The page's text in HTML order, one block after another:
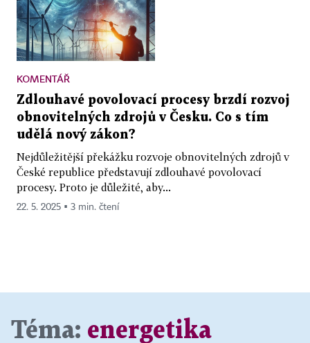
KOMENTÁŘ
Zdlouhavé povolovací procesy brzdí rozvoj
obnovitelných zdrojů v Česku. Co s tím
udělá nový zákon?
Nejdůležitější překážku rozvoje obnovitelných zdrojů v
České republice představují zdlouhavé povolovací
procesy. Proto je důležité, aby...
22. 5. 2025 ▪ 3 min. čtení
Téma: energetika